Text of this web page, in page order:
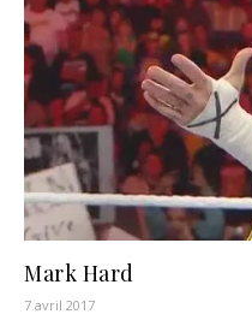
Mark Hard
7 avril 2017